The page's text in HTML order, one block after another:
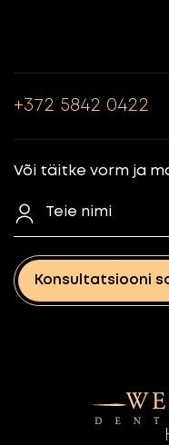
+372 5842 0422
Või täitke vorm ja
Konsultatsiooni